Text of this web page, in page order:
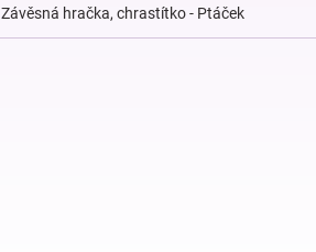
Závěsná hračka, chrastítko - Ptáček